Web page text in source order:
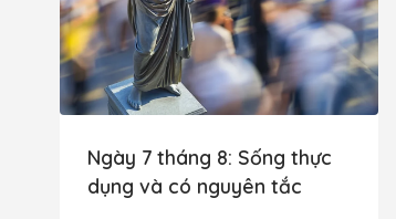
Ngày 7 tháng 8: Sống thực
dụng và có nguyên tắc